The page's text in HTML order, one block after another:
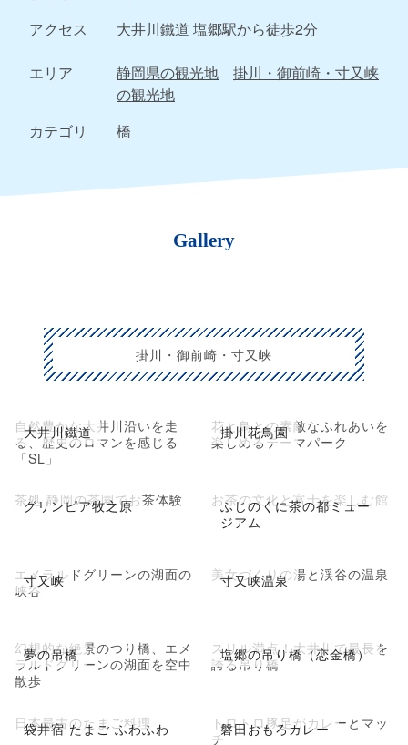
アクセス
大井川鐵道 塩郷駅から徒歩2分
エリア 静岡県の観光地
掛川・御前崎・寸又峡
の観光地
カテゴリ
橋
Gallery
掛川・御前崎・寸又峡
大井川鐵道
自然豊かな大井川沿いを走
る、歴史のロマンを感じる
「SL」
掛川花鳥園
花と鳥との素敵なふれあいを
楽しめるテーマパーク
グリンピア牧之原
茶処 静岡の茶園でお茶体験
ふじのくに茶の都ミュー
ジアム
お茶の文化と富士を楽しむ館
寸又峡
エメラルドグリーンの湖面の
峡谷
寸又峡温泉
美女づくりの湯と渓谷の温泉
夢の吊橋
幻想的な絶景のつり橋、エメ
ラルドグリーンの湖面を空中
散歩
塩郷の吊り橋（恋金橋）
スリル満点！大井川で最長を
誇る吊り橋
袋井宿 たまご ふわふわ
日本最古のたまご料理 磐田おもろカレー
トロトロ豚足がカレーとマッ
チ